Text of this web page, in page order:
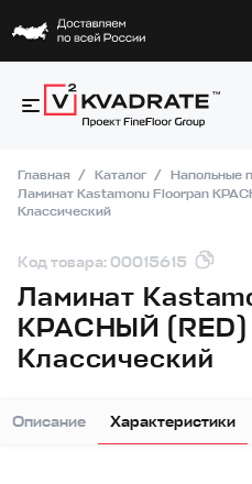
Главная Каталог Напольные
Ламинат Kastamonu Floorpan
Классический
Код товара: 00015615
Ламинат
КРАСНЫЙ (RED)
Классический
Описание Характеристики